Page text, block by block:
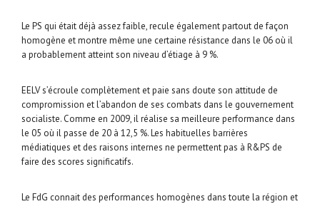
Le PS qui était déjà assez faible, recule également partout de façon
homogène et montre même une certaine résistance dans le 06 où il
a probablement atteint son niveau d’étiage à 9 %.
EELV s’écroule complètement et paie sans doute son attitude de
compromission et l’abandon de ses combats dans le gouvernement
socialiste. Comme en 2009, il réalise sa meilleure performance dans
le 05 où il passe de 20 à 12,5 %. Les habituelles barrières
médiatiques et des raisons internes ne permettent pas à R&PS de
faire des scores significatifs.
Le FdG connait des performances homogènes dans toute la région et